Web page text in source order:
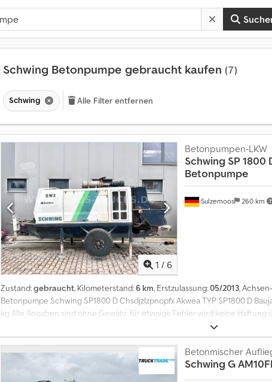
Schwing Betonpumpe gebraucht kaufen (7)
Schwing Alle Filter entfernen
1 / 6
Sulzemoos 260 km
Betonpumpen-LKW
Schwing SP 1800
Betonpumpe
Zustand:gebraucht, Kilometerstand:6 km, Erstzulassung:05/2013,
Betonpumpe Schwing SP1800 D Chsdjzlzpnopfx Akwea TYP SP1800 D
kg Alle Angaben sind ohne Gewähr, für etwaige Fehler wird keine
vorbehalten. Verkauf nur an gewerbliche Abnehmer Fotos wurden nur
--- Stationary Concrete Pump Schwing SP1800 D Typ SP 1800 D building
All information is without guarantee, no liability is assumed for any errors.
buyers Photos have been edited for customer protection only.
Betonmischer
Schwing G